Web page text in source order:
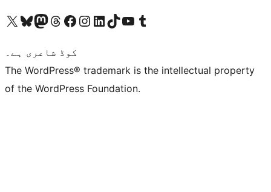
Visit our X (formerly Twitter) account
ہمارے بلیواسکائی اکاؤنٹ پر جائیں
Visit our Mastodon account
ہمارے ٹھریڈز اکاؤنٹ پر جائیں
Visit our Facebook page
Visit our Instagram account
Visit our LinkedIn account
ہمارے ٹک ٹاک اکاؤنٹ پر جائیں
Visit our YouTube channel
ہمارے ٹمبلر اکاؤنٹ پر جائیں
کوڈ شاعری ہے۔
The WordPress® trademark is the intellectual property
of the WordPress Foundation.